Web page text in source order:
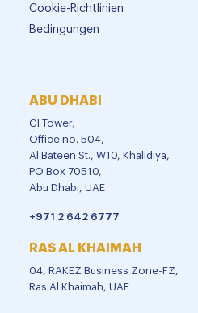
Cookie-Richtlinien
Bedingungen
ABU DHABI
CI Tower,
Office no. 504,
Al Bateen St., W10, Khalidiya,
PO Box 70510,
Abu Dhabi, UAE
+971 2 642 6777
RAS AL KHAIMAH
04, RAKEZ Business Zone-FZ,
Ras Al Khaimah, UAE